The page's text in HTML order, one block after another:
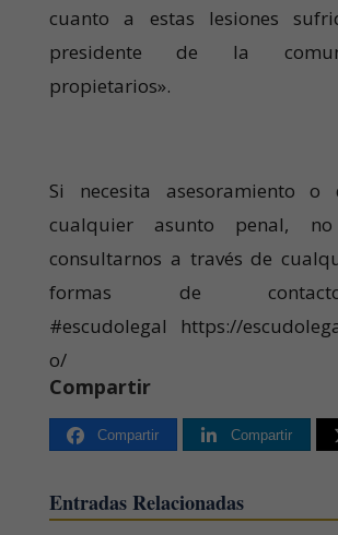
cuanto a estas lesiones
presidente de la
propietarios».
Si necesita asesoramiento o
cualquier asunto penal,
consultarnos a través de
formas de
#escudolegal https://
o/
Compartir
Compartir Compartir
Entradas Relacionadas